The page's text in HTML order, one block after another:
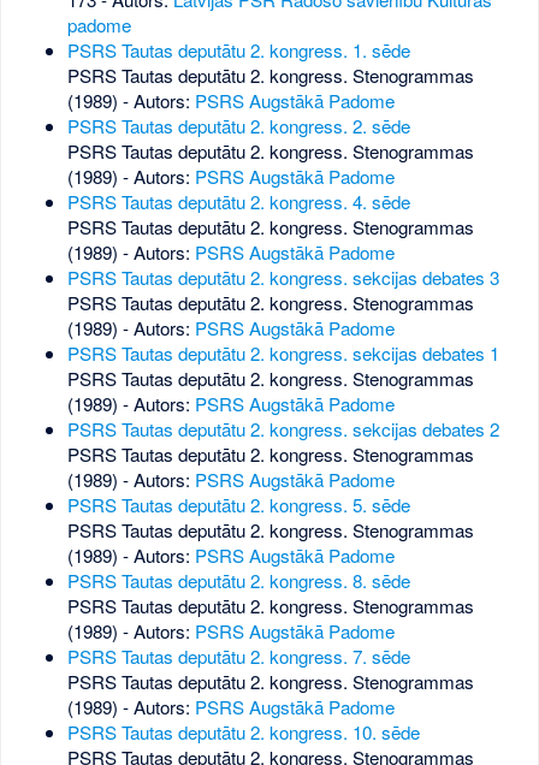
padome
PSRS Tautas deputātu 2. kongress. 1. sēde
PSRS Tautas deputātu 2. kongress. Stenogrammas
(1989) - Autors: PSRS Augstākā Padome
PSRS Tautas deputātu 2. kongress. 2. sēde
PSRS Tautas deputātu 2. kongress. Stenogrammas
(1989) - Autors: PSRS Augstākā Padome
PSRS Tautas deputātu 2. kongress. 4. sēde
PSRS Tautas deputātu 2. kongress. Stenogrammas
(1989) - Autors: PSRS Augstākā Padome
PSRS Tautas deputātu 2. kongress. sekcijas debates 3
PSRS Tautas deputātu 2. kongress. Stenogrammas
(1989) - Autors: PSRS Augstākā Padome
PSRS Tautas deputātu 2. kongress. sekcijas debates 1
PSRS Tautas deputātu 2. kongress. Stenogrammas
(1989) - Autors: PSRS Augstākā Padome
PSRS Tautas deputātu 2. kongress. sekcijas debates 2
PSRS Tautas deputātu 2. kongress. Stenogrammas
(1989) - Autors: PSRS Augstākā Padome
PSRS Tautas deputātu 2. kongress. 5. sēde
PSRS Tautas deputātu 2. kongress. Stenogrammas
(1989) - Autors: PSRS Augstākā Padome
PSRS Tautas deputātu 2. kongress. 8. sēde
PSRS Tautas deputātu 2. kongress. Stenogrammas
(1989) - Autors: PSRS Augstākā Padome
PSRS Tautas deputātu 2. kongress. 7. sēde
PSRS Tautas deputātu 2. kongress. Stenogrammas
(1989) - Autors: PSRS Augstākā Padome
PSRS Tautas deputātu 2. kongress. 10. sēde
PSRS Tautas deputātu 2. kongress. Stenogrammas